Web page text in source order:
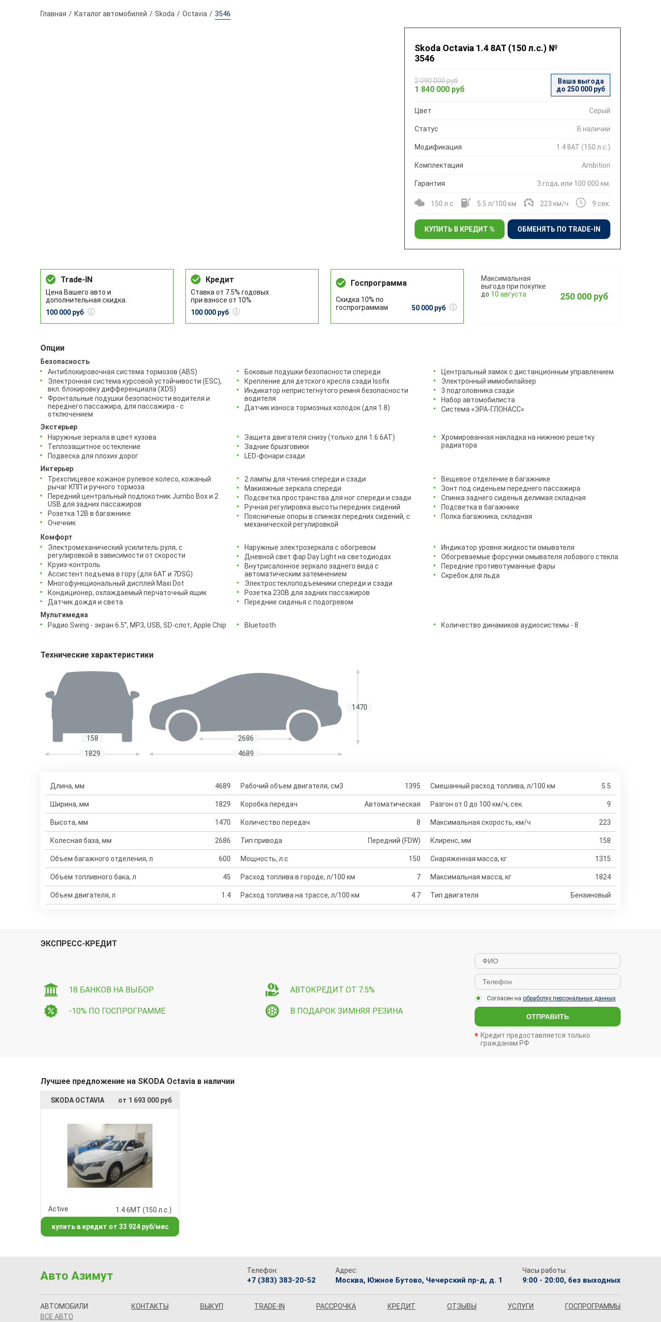
Главная Каталог автомобилей Skoda Octavia 3546
Skoda Octavia 1.4 8AT (150 л.с.) №
3546
2 090 000 руб
1 840 000 руб
Ваша выгода
до 250 000 руб
Цвет Серый
Статус В наличии
Модификация 1.4 8AT (150 л.с.)
Комплектация Ambition
Гарантия 3 года, или 100 000 км.
150 л.с 5.5 л/100 км 223 км/ч 9 сек.
КУПИТЬ В КРЕДИТ % ОБМЕНЯТЬ ПО TRADE-IN
Trade-IN
Цена Вашего авто и
дополнительная скидка:
100 000 руб
Кредит
Ставка от 7.5% годовых
при взносе от 10%
100 000 руб
Госпрограмма
Скидка 10% по
госпрограммам
50 000 руб
10 августа 250 000 руб
Опции
Безопасность
Антиблокировочная система тормозов (ABS)
Электронная система курсовой устойчивости (ESC),
вкл. блокировку дифференциала (XDS)
Фронтальные подушки безопасности водителя и
переднего пассажира, для пассажира - с
отключением
Боковые подушки безопасности спереди
Крепление для детского кресла сзади Isofix
Индикатор непристегнутого ремня безопасности
водителя
Датчик износа тормозных колодок (для 1.8)
Центральный замок с дистанционным управлением
Электронный иммобилайзер
3 подголовника сзади
Набор автомобилиста
Система «ЭРА-ГЛОНАСС»
Экстерьер
Наружные зеркала в цвет кузова
Теплозащитное остекление
Подвеска для плохих дорог
Защита двигателя снизу (только для 1.6 6АТ)
Задние брызговики
LED-фонари сзади
Хромированная накладка на нижнюю решетку
радиатора
Интерьер
Трехспицевое кожаное рулевое колесо, кожаный
рычаг КПП и ручного тормоза
Передний центральный подлокотник Jumbo Box и 2
USB для задних пассажиров
Розетка 12В в багажнике
Очечник
2 лампы для чтения спереди и сзади
Макияжные зеркала спереди
Подсветка пространства для ног спереди и сзади
Ручная регулировка высоты передних сидений
Поясничные опоры в спинках передних сидений, с
механической регулировкой
Вещевое отделение в багажнике
Зонт под сиденьем переднего пассажира
Спинка заднего сиденья делимая складная
Подсветка в багажнике
Полка багажника, складная
Комфорт
Электромеханический усилитель руля, с
регулировкой в зависимости от скорости
Круиз-контроль
Ассистент подъема в гору (для 6АТ и 7DSG)
Многофункциональный дисплей Maxi Dot
Кондиционер, охлаждаемый перчаточный ящик
Датчик дождя и света
Наружные электрозеркала с обогревом
Дневной свет фар Day Light на светодиодах
Внутрисалонное зеркало заднего вида с
автоматическим затемнением
Электростеклоподъемники спереди и сзади
Розетка 230В для задних пассажиров
Передние сиденья с подогревом
Индикатор уровня жидкости омывателя
Обогреваемые форсунки омывателя лобового стекла
Передние противотуманные фары
Скребок для льда
Мультимедиа
Радио Swing - экран 6.5’’, MP3, USB, SD-слот, Apple Chip
Bluetooth Количество динамиков аудиосистемы - 8
Технические характеристики
158
1829
2686
1470
4689
Длина, мм 4689
Ширина, мм 1829
Высота, мм 1470
Колесная база, мм 2686
Объем багажного отделения, л 600
Объем топливного бака, л 45
Объем двигателя, л 1.4
Рабочий объем двигателя, см3 1395
Коробка передач Автоматическая
Количество передач 8
Тип привода Передний (FDW)
Мощность, л.с 150
Расход топлива в городе, л/100 км 7
Расход топлива на трассе, л/100 км 4.7
Смешанный расход топлива, л/100 км 5.5
Разгон от 0 до 100 км/ч, сек. 9
Максимальная скорость, км/ч 223
Клиренс, мм 158
Снаряженная масса, кг 1315
Максимальная масса, кг 1824
Тип двигателя Бензиновый
ЭКСПРЕСС-КРЕДИТ
18 БАНКОВ НА ВЫБОР АВТОКРЕДИТ ОТ 7.5%
-10% ПО ГОСПРОГРАММЕ В ПОДАРОК ЗИМНЯЯ РЕЗИНА
Согласен наобработку персональных данных
ОТПРАВИТЬ
Кредит предоставляется только
гражданам РФ
Лучшее предложение на SKODA Octavia в наличии
SKODA OCTAVIA от 1 693 000 руб
Active 1.4 6MT (150 л.с.)
купить в кредит от 33 924 руб/мес
Авто Азимут Телефон:
+7 (383) 383-20-52
Адрес:
Москва, Южное Бутово, Чечерский пр-д, д. 1
Часы работы:
9:00 - 20:00, без выходных
АВТОМОБИЛИ
ВСЕ АВТО
КОНТАКТЫ ВЫКУП TRADE-IN РАССРОЧКА КРЕДИТ ОТЗЫВЫ УСЛУГИ ГОСПРОГРАММЫ